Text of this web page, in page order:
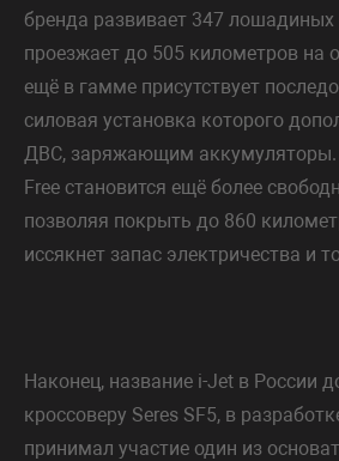
бренда развивает 347
проезжает до 505 километров на
ещё в гамме присутствует
силовая установка которого
ДВС, заряжающим аккумуляторы.
Free становится ещё более
позволяя покрыть до 860
иссякнет запас электричества и
Наконец, название i-Jet в России
кроссоверу Seres SF5, в
принимал участие один из